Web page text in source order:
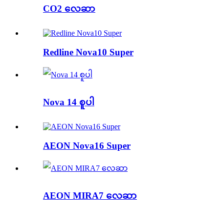
CO2 လေဆာ
Redline Nova10 Super
Nova 14 စူပါ
AEON Nova16 Super
AEON MIRA7 လေဆာ